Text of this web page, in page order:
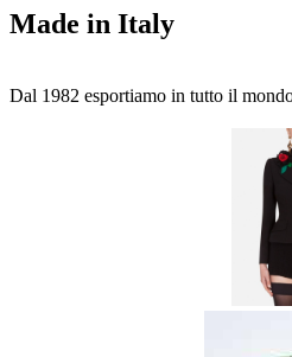
Made in Italy
Dal 1982 esportiamo in tutto il